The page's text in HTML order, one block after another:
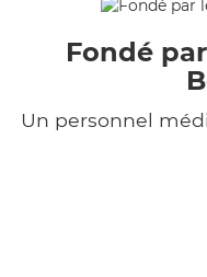
Fondé
Un personnel